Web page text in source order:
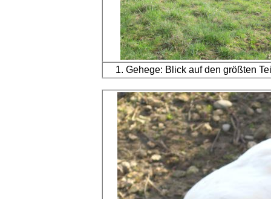
1. Gehege: Blick auf den größten